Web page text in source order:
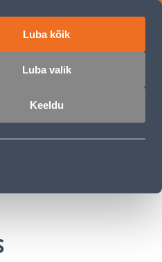
Luba kõik
Luba valik
Keeldu